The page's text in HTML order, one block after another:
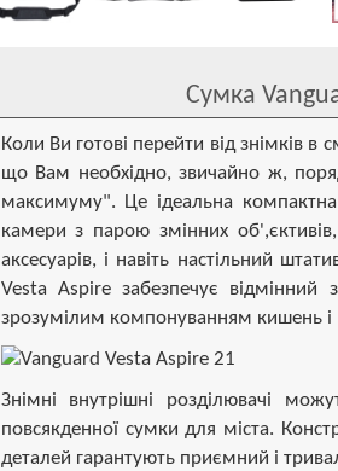
Сумка
Коли Ви готові перейти від знімків
що Вам необхідно, звичайно ж,
максимуму". Це ідеальна
камери з парою змінних
аксесуарів, і навіть настільний
Vesta Aspire забезпечує відмінний
зрозумілим компонуванням кишень і
Знімні внутрішні розділювачі
повсякденної сумки для міста.
деталей гарантують приємний і